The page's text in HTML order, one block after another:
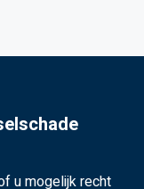
u mogelijk recht